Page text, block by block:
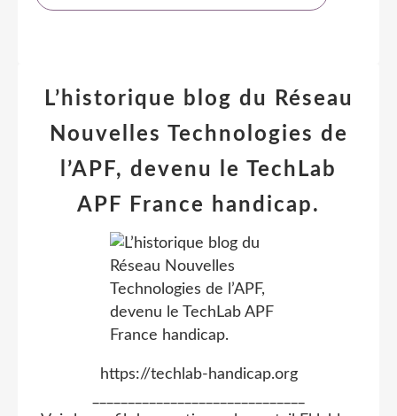
L’historique blog du Réseau
Nouvelles Technologies de
l’APF, devenu le TechLab
APF France handicap.
https://techlab-handicap.org